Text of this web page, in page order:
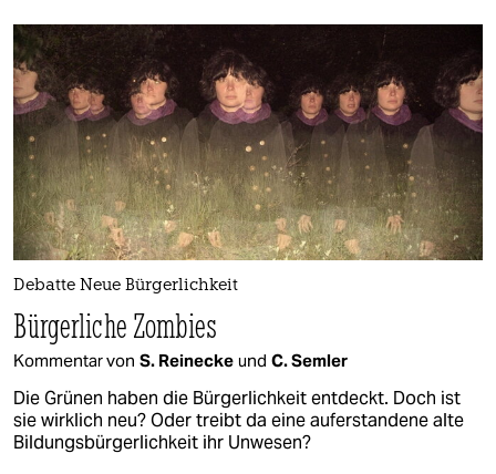
shop
fragen & hilfe
unterstützen
abo
genossenschaft
Debatte Neue Bürgerlichkeit
Bürgerliche Zombies
Kommentar von S. Reinecke und C. Semler
Die Grünen haben die Bürgerlichkeit entdeckt. Doch ist
sie wirklich neu? Oder treibt da eine auferstandene alte
Bildungsbürgerlichkeit ihr Unwesen?